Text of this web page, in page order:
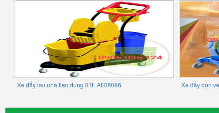
Xe đẩy lau nhà tiện dụng 81L AF08086 Xe đẩy dọn